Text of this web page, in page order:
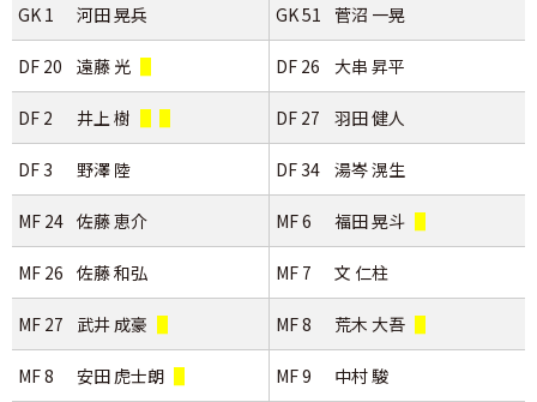
GK 1 河田 晃兵 GK 51 菅沼 一晃
DF 20 遠藤 光 DF 26 大串 昇平
DF 2 井上 樹 DF 27 羽田 健人
DF 3 野澤 陸 DF 34 湯岑 滉生
MF 24 佐藤 恵介 MF 6 福田 晃斗
MF 26 佐藤 和弘 MF 7 文 仁柱
MF 27 武井 成豪 MF 8 荒木 大吾
MF 8 安田 虎士朗 MF 9 中村 駿